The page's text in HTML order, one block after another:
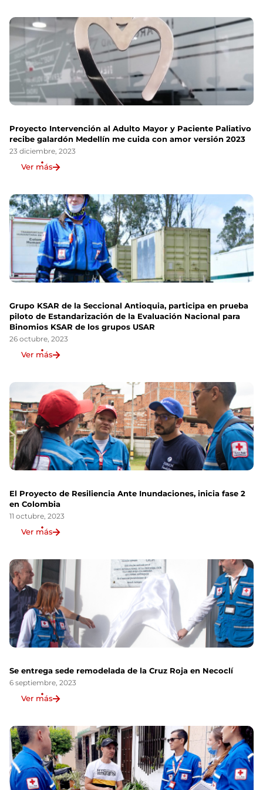
Proyecto Intervención al Adulto Mayor y Paciente Paliativo
recibe galardón Medellín me cuida con amor versión 2023
23 diciembre, 2023
Ver más
Grupo KSAR de la Seccional Antioquia, participa en prueba
piloto de Estandarización de la Evaluación Nacional para
Binomios KSAR de los grupos USAR
26 octubre, 2023
Ver más
El Proyecto de Resiliencia Ante Inundaciones, inicia fase 2
en Colombia
11 octubre, 2023
Ver más
Se entrega sede remodelada de la Cruz Roja en Necoclí
6 septiembre, 2023
Ver más